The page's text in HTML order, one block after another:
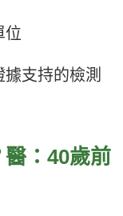
位
支持的檢測
：40歲前